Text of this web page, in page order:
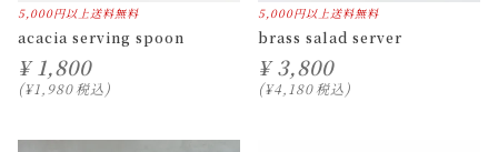
5,000円以上送料無料
acacia serving spoon
¥ 1,800
¥1,980税込
5,000円以上送料無料
brass salad server
¥ 3,800
¥4,180税込